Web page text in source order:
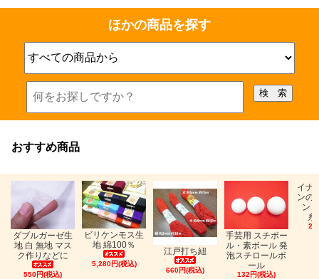
ほかの商品を探す
おすすめ商品
ダブルガーゼ生
地 白 無地 マス
ク作りなどに
550円(税込)
ビリケンモス生
地 綿100％
5,280円(税込)
江戸打ち紐
660円(税込)
手芸用 スチボー
ル・素ボール 発
泡スチロールボ
ール
132円(税込)
イナ
ンの
ン
糸